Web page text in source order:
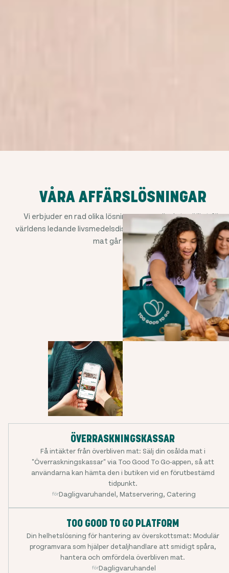
VÅRA AFFÄRSLÖSNINGAR
Vi erbjuder en rad olika lösningar som gör det möjligt för
världens ledande livsmedelsdistributörer att undvika att
mat går till spillo.
ÖVERRASKNINGSKASSAR
Få intäkter från överbliven mat: Sälj din osålda mat i
"Överraskningskassar" via Too Good To Go-appen, så att
användarna kan hämta den i butiken vid en förutbestämd
tidpunkt.
förDagligvaruhandel, Matservering, Catering
TOO GOOD TO GO PLATFORM
Din helhetslösning för hantering av överskottsmat: Modulär
programvara som hjälper detaljhandlare att smidigt spåra,
hantera och omfördela överbliven mat.
förDagligvaruhandel